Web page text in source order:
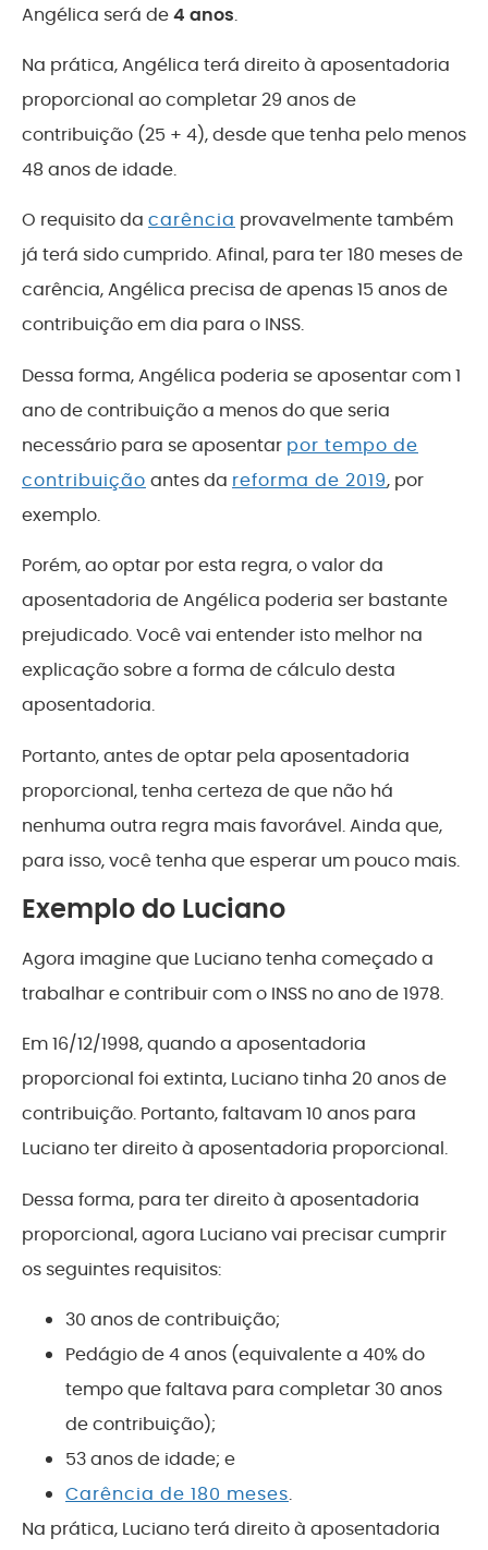
Angélica será de4 anos.
Na prática, Angélica terá direito à aposentadoria
proporcional ao completar 29 anos de
contribuição (25 + 4), desde que tenha pelo menos
48 anos de idade.
O requisito da carência provavelmente também
já terá sido cumprido. Afinal, para ter 180 meses de
carência, Angélica precisa de apenas 15 anos de
contribuição em dia para o INSS.
Dessa forma, Angélica poderia se aposentar com 1
ano de contribuição a menos do que seria
necessário para se aposentar por tempo de
contribuição antes da reforma de 2019, por
exemplo.
Porém, ao optar por esta regra, o valor da
aposentadoria de Angélica poderia ser bastante
prejudicado. Você vai entender isto melhor na
explicação sobre a forma de cálculo desta
aposentadoria.
Portanto, antes de optar pela aposentadoria
proporcional, tenha certeza de que não há
nenhuma outra regra mais favorável. Ainda que,
para isso, você tenha que esperar um pouco mais.
Exemplo do Luciano
Agora imagine que Luciano tenha começado a
trabalhar e contribuir com o INSS no ano de 1978.
Em 16/12/1998, quando a aposentadoria
proporcional foi extinta, Luciano tinha 20 anos de
contribuição. Portanto, faltavam 10 anos para
Luciano ter direito à aposentadoria proporcional.
Dessa forma, para ter direito à aposentadoria
proporcional, agora Luciano vai precisar cumprir
os seguintes requisitos:
30 anos de contribuição;
Pedágio de 4 anos (equivalente a 40% do
tempo que faltava para completar 30 anos
de contribuição);
53 anos de idade; e
Carência de 180 meses.
Na prática, Luciano terá direito à aposentadoria